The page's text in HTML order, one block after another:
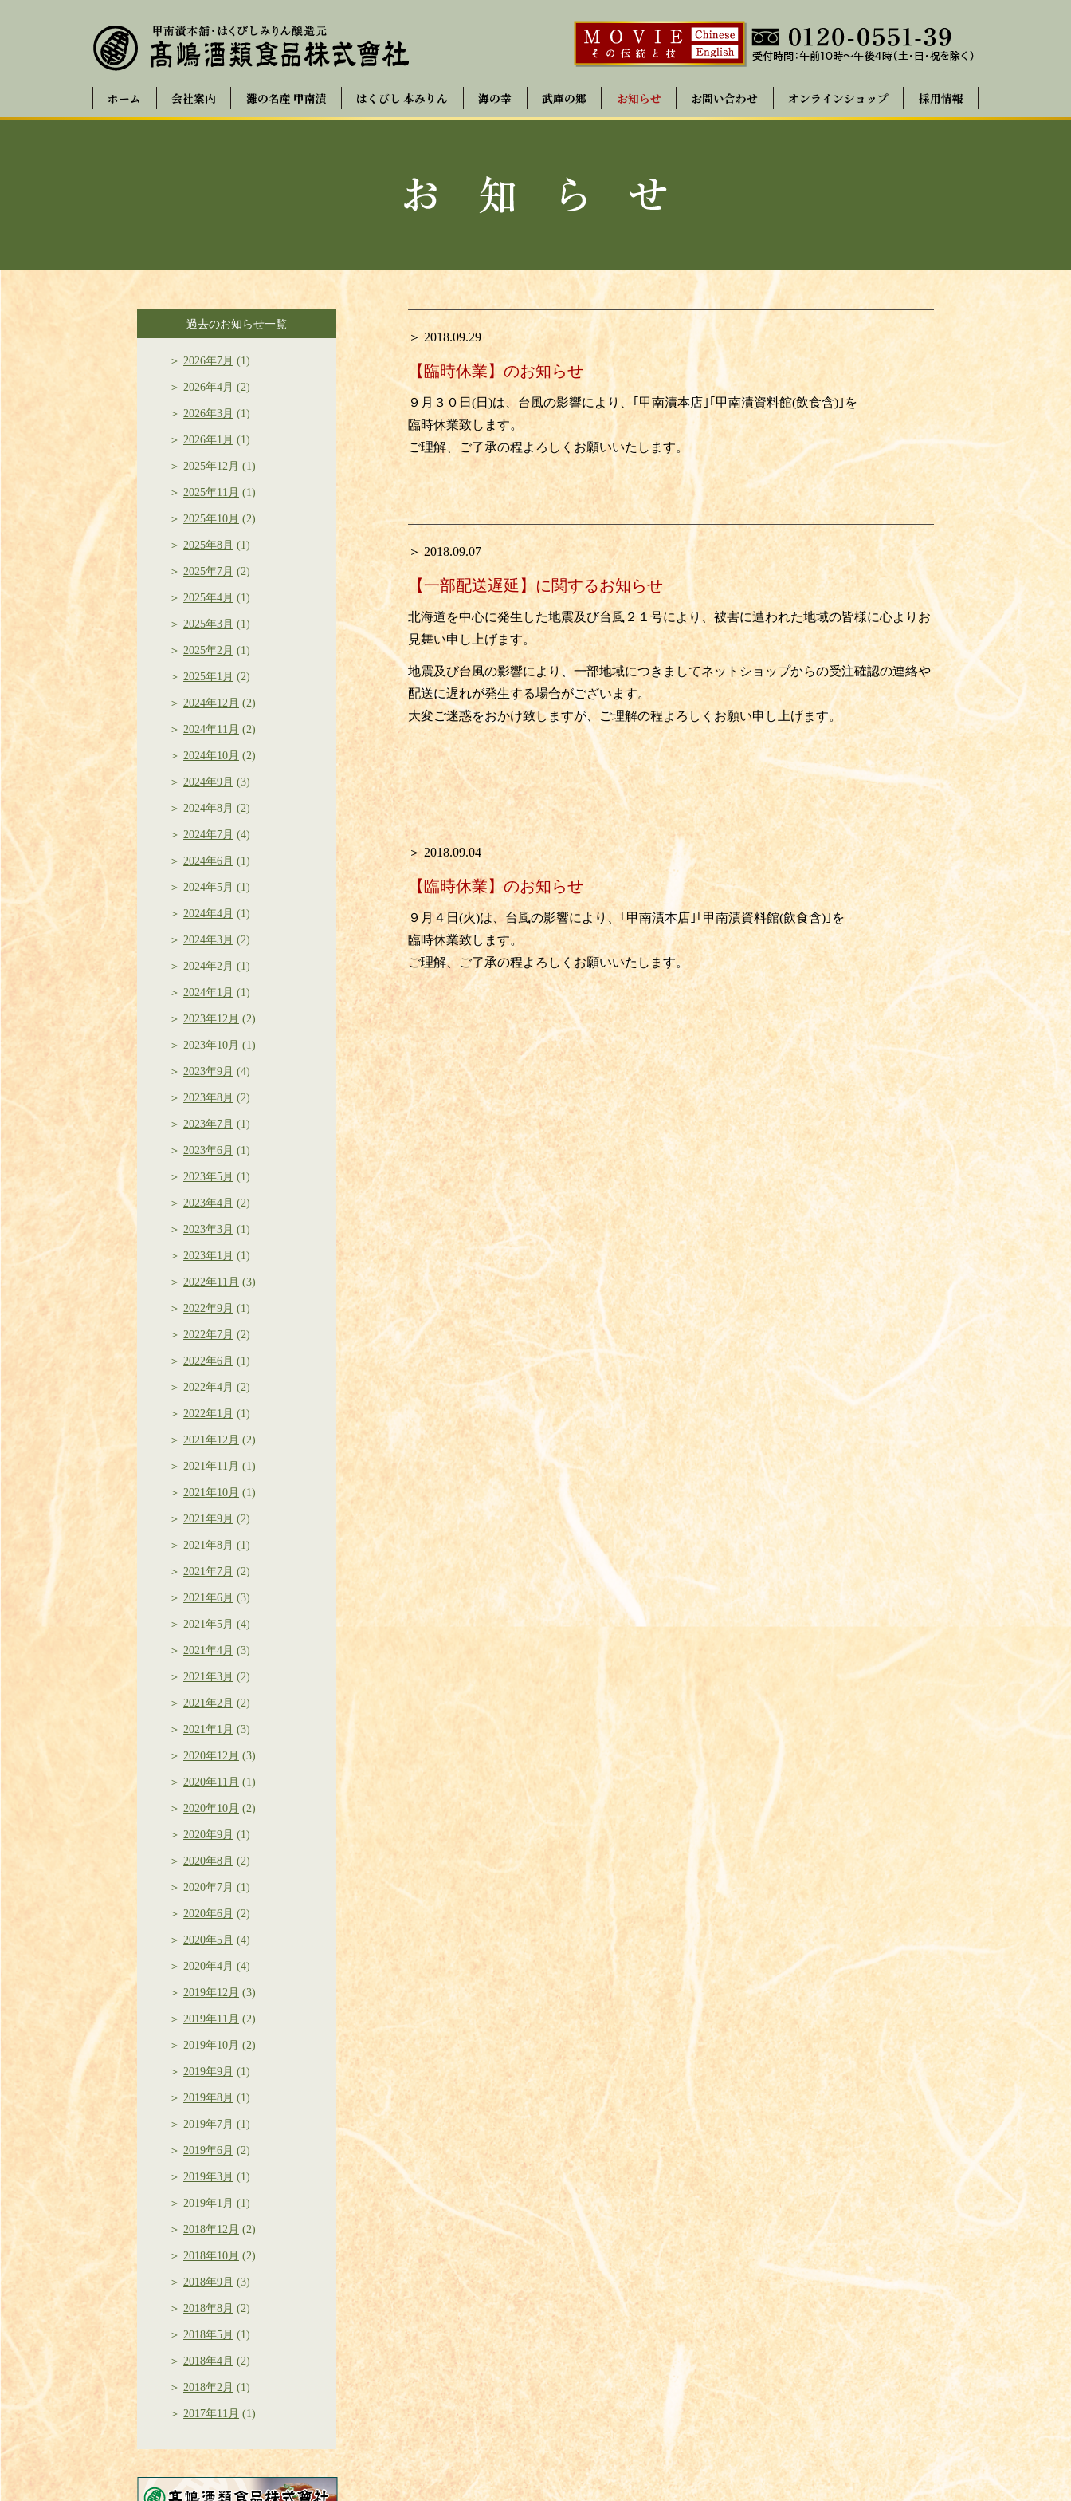
ホーム 会社案内 灘の名産 甲南漬 はくびし 本みりん 海の幸 武庫の郷 お知らせ お問い合わせ オンラインショップ 採用情報
＞ 2018.09.29
【臨時休業】のお知らせ
９月３０日(日)は、台風の影響により、｢甲南漬本店｣｢甲南漬資料館(飲食含)｣を
臨時休業致します。
ご理解、ご了承の程よろしくお願いいたします。
＞ 2018.09.07
【一部配送遅延】に関するお知らせ
北海道を中心に発生した地震及び台風２１号により、被害に遭われた地域の皆様に心よりお
見舞い申し上げます。
地震及び台風の影響により、一部地域につきましてネットショップからの受注確認の連絡や
配送に遅れが発生する場合がございます。
大変ご迷惑をおかけ致しますが、ご理解の程よろしくお願い申し上げます。
＞ 2018.09.04
【臨時休業】のお知らせ
９月４日(火)は、台風の影響により、｢甲南漬本店｣｢甲南漬資料館(飲食含)｣を
臨時休業致します。
ご理解、ご了承の程よろしくお願いいたします。
過去のお知らせ一覧
2026年7月 (1)
2026年4月 (2)
2026年3月 (1)
2026年1月 (1)
2025年12月 (1)
2025年11月 (1)
2025年10月 (2)
2025年8月 (1)
2025年7月 (2)
2025年4月 (1)
2025年3月 (1)
2025年2月 (1)
2025年1月 (2)
2024年12月 (2)
2024年11月 (2)
2024年10月 (2)
2024年9月 (3)
2024年8月 (2)
2024年7月 (4)
2024年6月 (1)
2024年5月 (1)
2024年4月 (1)
2024年3月 (2)
2024年2月 (1)
2024年1月 (1)
2023年12月 (2)
2023年10月 (1)
2023年9月 (4)
2023年8月 (2)
2023年7月 (1)
2023年6月 (1)
2023年5月 (1)
2023年4月 (2)
2023年3月 (1)
2023年1月 (1)
2022年11月 (3)
2022年9月 (1)
2022年7月 (2)
2022年6月 (1)
2022年4月 (2)
2022年1月 (1)
2021年12月 (2)
2021年11月 (1)
2021年10月 (1)
2021年9月 (2)
2021年8月 (1)
2021年7月 (2)
2021年6月 (3)
2021年5月 (4)
2021年4月 (3)
2021年3月 (2)
2021年2月 (2)
2021年1月 (3)
2020年12月 (3)
2020年11月 (1)
2020年10月 (2)
2020年9月 (1)
2020年8月 (2)
2020年7月 (1)
2020年6月 (2)
2020年5月 (4)
2020年4月 (4)
2019年12月 (3)
2019年11月 (2)
2019年10月 (2)
2019年9月 (1)
2019年8月 (1)
2019年7月 (1)
2019年6月 (2)
2019年3月 (1)
2019年1月 (1)
2018年12月 (2)
2018年10月 (2)
2018年9月 (3)
2018年8月 (2)
2018年5月 (1)
2018年4月 (2)
2018年2月 (1)
2017年11月 (1)